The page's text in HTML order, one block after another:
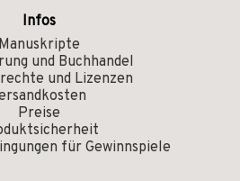
Infos
Manuskripte
und Buchhandel
und Lizenzen
Preise
für Gewinnspiele